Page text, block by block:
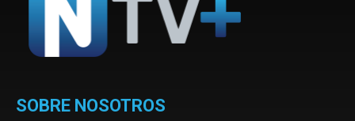
SOBRE NOSOTROS